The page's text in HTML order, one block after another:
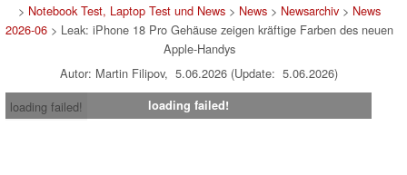
> Notebook Test, Laptop Test und News> News> Newsarchiv> News
2026-06> Leak: iPhone 18 Pro Gehäuse zeigen kräftige Farben des neuen
Apple-Handys
Autor: Martin Filipov, 5.06.2026 (Update: 5.06.2026)
loading failed!
loading failed!